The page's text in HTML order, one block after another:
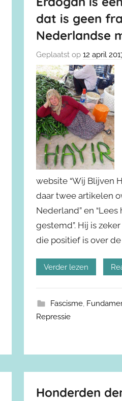
dat is geen
Nederlandse
Geplaatst op12 april
website “Wij Blijven
daar twee artikelen
Nederland” en “Lees
gestemd”. Hij is
die positief is over
Verder lezen
Fascisme,
Repressie
Honderden